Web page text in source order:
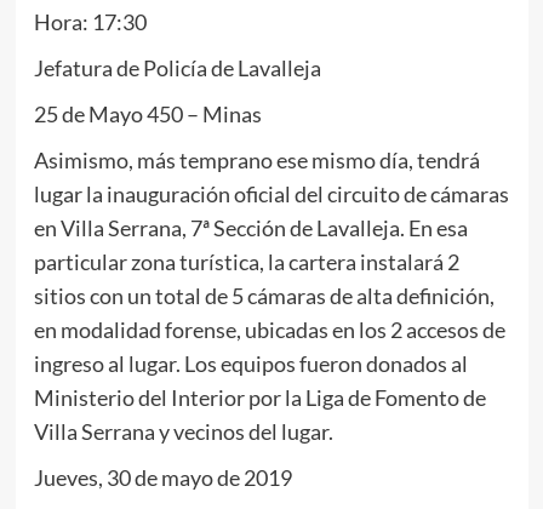
Hora: 17:30
Jefatura de Policía de Lavalleja
25 de Mayo 450 – Minas
Asimismo, más temprano ese mismo día, tendrá
lugar la inauguración oficial del circuito de cámaras
en Villa Serrana, 7ª Sección de Lavalleja. En esa
particular zona turística, la cartera instalará 2
sitios con un total de 5 cámaras de alta definición,
en modalidad forense, ubicadas en los 2 accesos de
ingreso al lugar. Los equipos fueron donados al
Ministerio del Interior por la Liga de Fomento de
Villa Serrana y vecinos del lugar.
Jueves, 30 de mayo de 2019